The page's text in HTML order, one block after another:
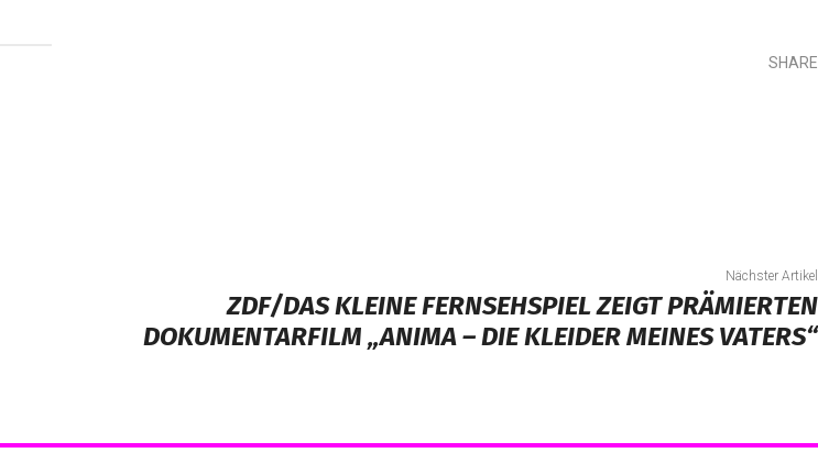
SHARE
Nächster Artikel
ZDF/DAS KLEINE FERNSEHSPIEL ZEIGT PRÄMIERTEN
DOKUMENTARFILM „ANIMA – DIE KLEIDER MEINES VATERS“